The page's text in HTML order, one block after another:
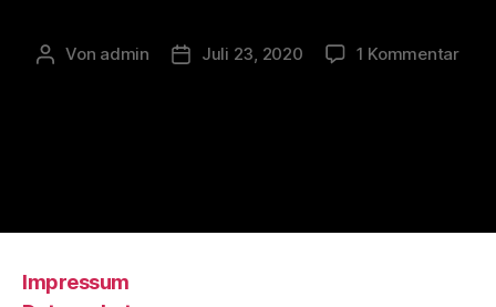
Von admin Juli 23, 2020 1 Kommentar
Impressum